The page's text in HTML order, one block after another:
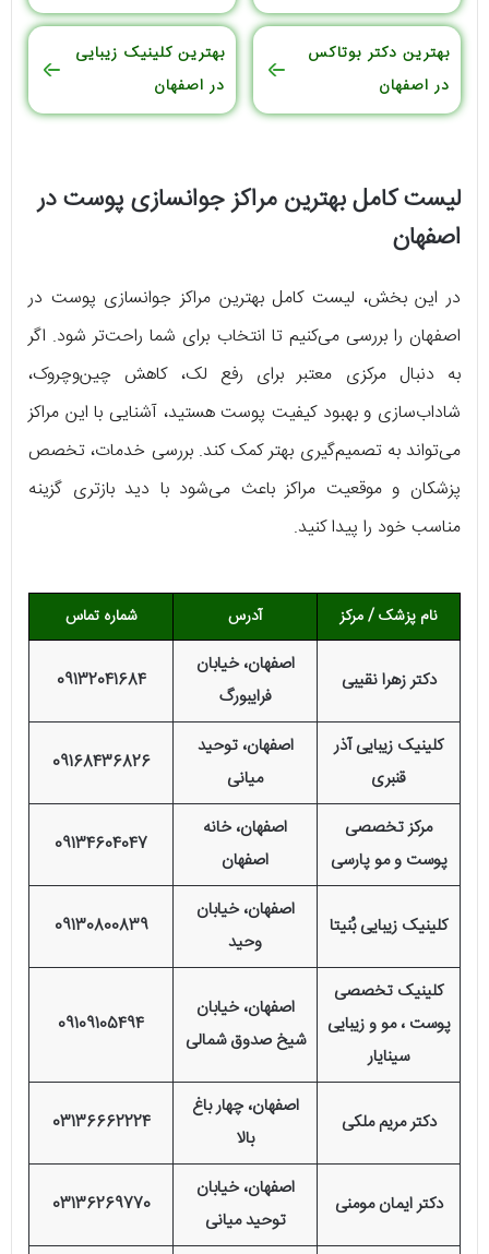
بهترین دکتر بوتاکس
در اصفهان
بهترین کلینیک زیبایی
در اصفهان
لیست کامل بهترین مراکز جوانسازی پوست در
اصفهان
در این بخش، لیست کامل بهترین مراکز جوانسازی پوست در
اصفهان را بررسی می‌کنیم تا انتخاب برای شما راحت‌تر شود. اگر
به دنبال مرکزی معتبر برای رفع لک، کاهش چین‌وچروک،
شاداب‌سازی و بهبود کیفیت پوست هستید، آشنایی با این مراکز
می‌تواند به تصمیم‌گیری بهتر کمک کند. بررسی خدمات، تخصص
پزشکان و موقعیت مراکز باعث می‌شود با دید بازتری گزینه
مناسب خود را پیدا کنید.
نام پزشک/ مرکز آدرس شماره تماس
دکتر زهرا نقیبی
اصفهان، خیابان
فرایبورگ
09132041684
کلینیک زیبایی آذر
قنبری
اصفهان، توحید
میانی
09168436826
مرکز تخصصی
پوست و مو پارسی
اصفهان، خانه
اصفهان
09134604047
کلینیک زیبایی بُنیتا
اصفهان، خیابان
وحید
09130800839
کلینیک تخصصی
پوست ، مو و زیبایی
سینایار
اصفهان، خیابان
شیخ صدوق شمالی
09109105494
دکتر مریم ملکی
اصفهان، چهار باغ
بالا
03136662224
دکتر ایمان مومنی
اصفهان، خیابان
توحید میانی
03136269770